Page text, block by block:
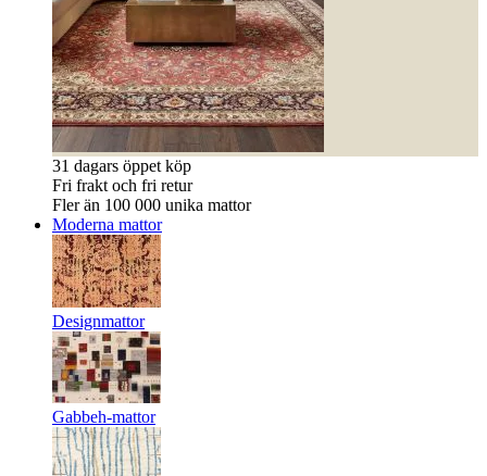
31 dagars öppet köp
Fri frakt och fri retur
Fler än 100 000 unika mattor
Moderna mattor
Designmattor
Gabbeh-mattor